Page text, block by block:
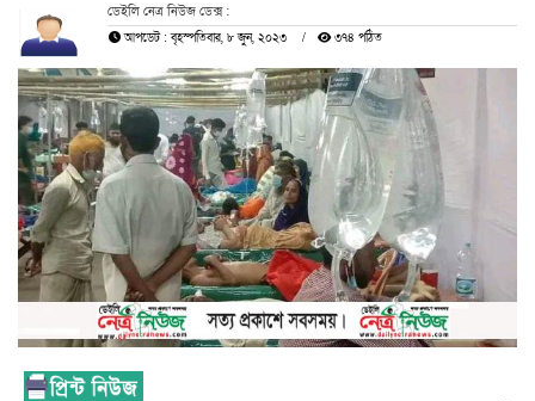
ডেইলি নেত্র নিউজ ডেক্স :
আপডেট : বৃহস্পতিবার, ৮ জুন, ২০২৩ ৩৭৪ পঠিত